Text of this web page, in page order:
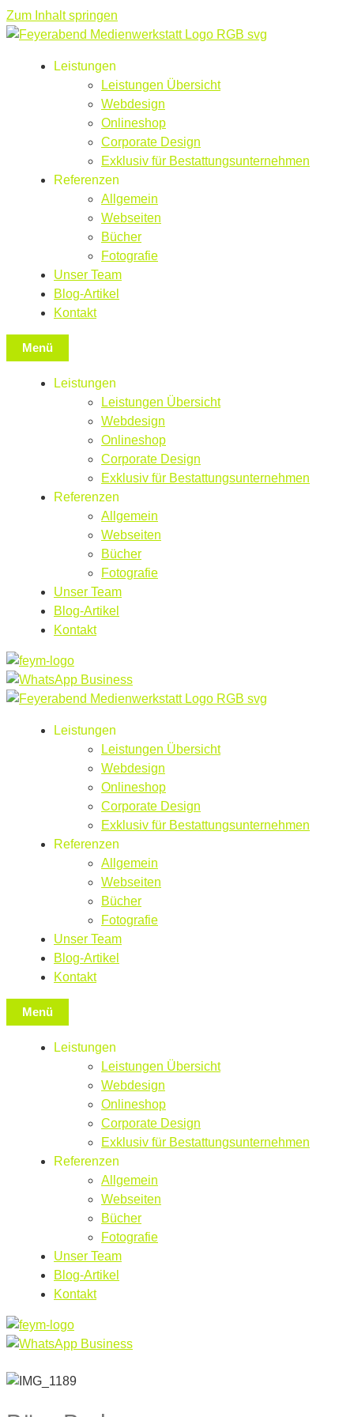
Zum Inhalt springen
Leistungen
Leistungen Übersicht
Webdesign
Onlineshop
Corporate Design
Exklusiv für Bestattungsunternehmen
Referenzen
Allgemein
Webseiten
Bücher
Fotografie
Unser Team
Blog-Artikel
Kontakt
Menü
Leistungen
Leistungen Übersicht
Webdesign
Onlineshop
Corporate Design
Exklusiv für Bestattungsunternehmen
Referenzen
Allgemein
Webseiten
Bücher
Fotografie
Unser Team
Blog-Artikel
Kontakt
Leistungen
Leistungen Übersicht
Webdesign
Onlineshop
Corporate Design
Exklusiv für Bestattungsunternehmen
Referenzen
Allgemein
Webseiten
Bücher
Fotografie
Unser Team
Blog-Artikel
Kontakt
Menü
Leistungen
Leistungen Übersicht
Webdesign
Onlineshop
Corporate Design
Exklusiv für Bestattungsunternehmen
Referenzen
Allgemein
Webseiten
Bücher
Fotografie
Unser Team
Blog-Artikel
Kontakt